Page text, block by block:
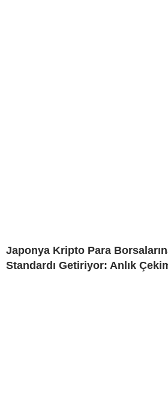
Japonya Kripto Para
Standardı Getiriyor: Anlık